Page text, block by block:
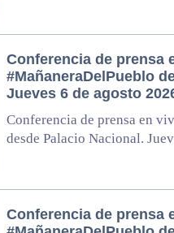
Conferencia de prensa
#MañaneraDelPueblo
Jueves 6 de agosto
Conferencia de prensa en
desde Palacio Nacional.
Conferencia de prensa